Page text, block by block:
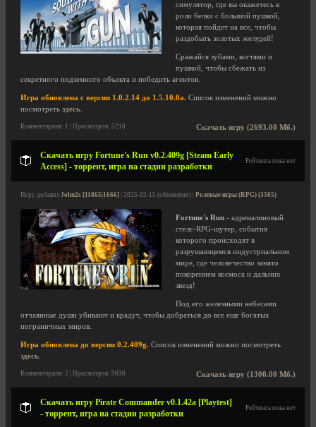
симулятор, где вы окажетесь в
роли белки с большой пушкой,
которая пойдет на все, чтобы
раздобыть золотых желудей!
Сражайся зубами, когтями и
пушкой, чтобы сбежать из
секретного подземного объекта и победить агентов.
Игра обновлена с версии 1.0.2.14 до 1.5.10.0a. Список изменений можно
посмотреть здесь
Скачать игру (2693.00 Мб.)
Комментариев: 1 | Просмотров: 5218
Скачать игру Fortune's Run v0.2.409g [Steam Early
Access] - торрент, игра на стадии разработки
Рейтинга пока нет
Игру добавил John2s [11865|1666] | 2025-02-15 (обновлено) | Ролевые игры (RPG) (3505)
Fortune's Run - адреналиновый
стелс-RPG-шутер, события
которого происходят в
разрушающемся индустриальном
мире, где человечество занято
покорением космоса и дальних
звезд!
Под его железными небесами
отчаянные души убивают и крадут, чтобы добраться до все еще богатых
пограничных миров.
Игра обновлена до версии 0.2.409g. Список изменений можно посмотреть
здесь
Скачать игру (1300.00 Мб.)
Комментариев: 2 | Просмотров: 9030
Скачать игру Pirate Commander v0.1.42a [Playtest]
- торрент, игра на стадии разработки
Рейтинга пока нет